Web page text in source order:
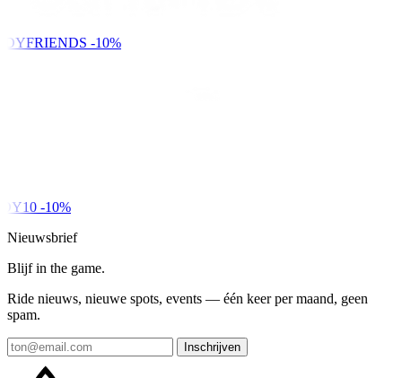
-10%
-10%
Nieuwsbrief
Blijf in the game.
Ride nieuws, nieuwe spots, events — één keer per maand, geen
spam.
Inschrijven